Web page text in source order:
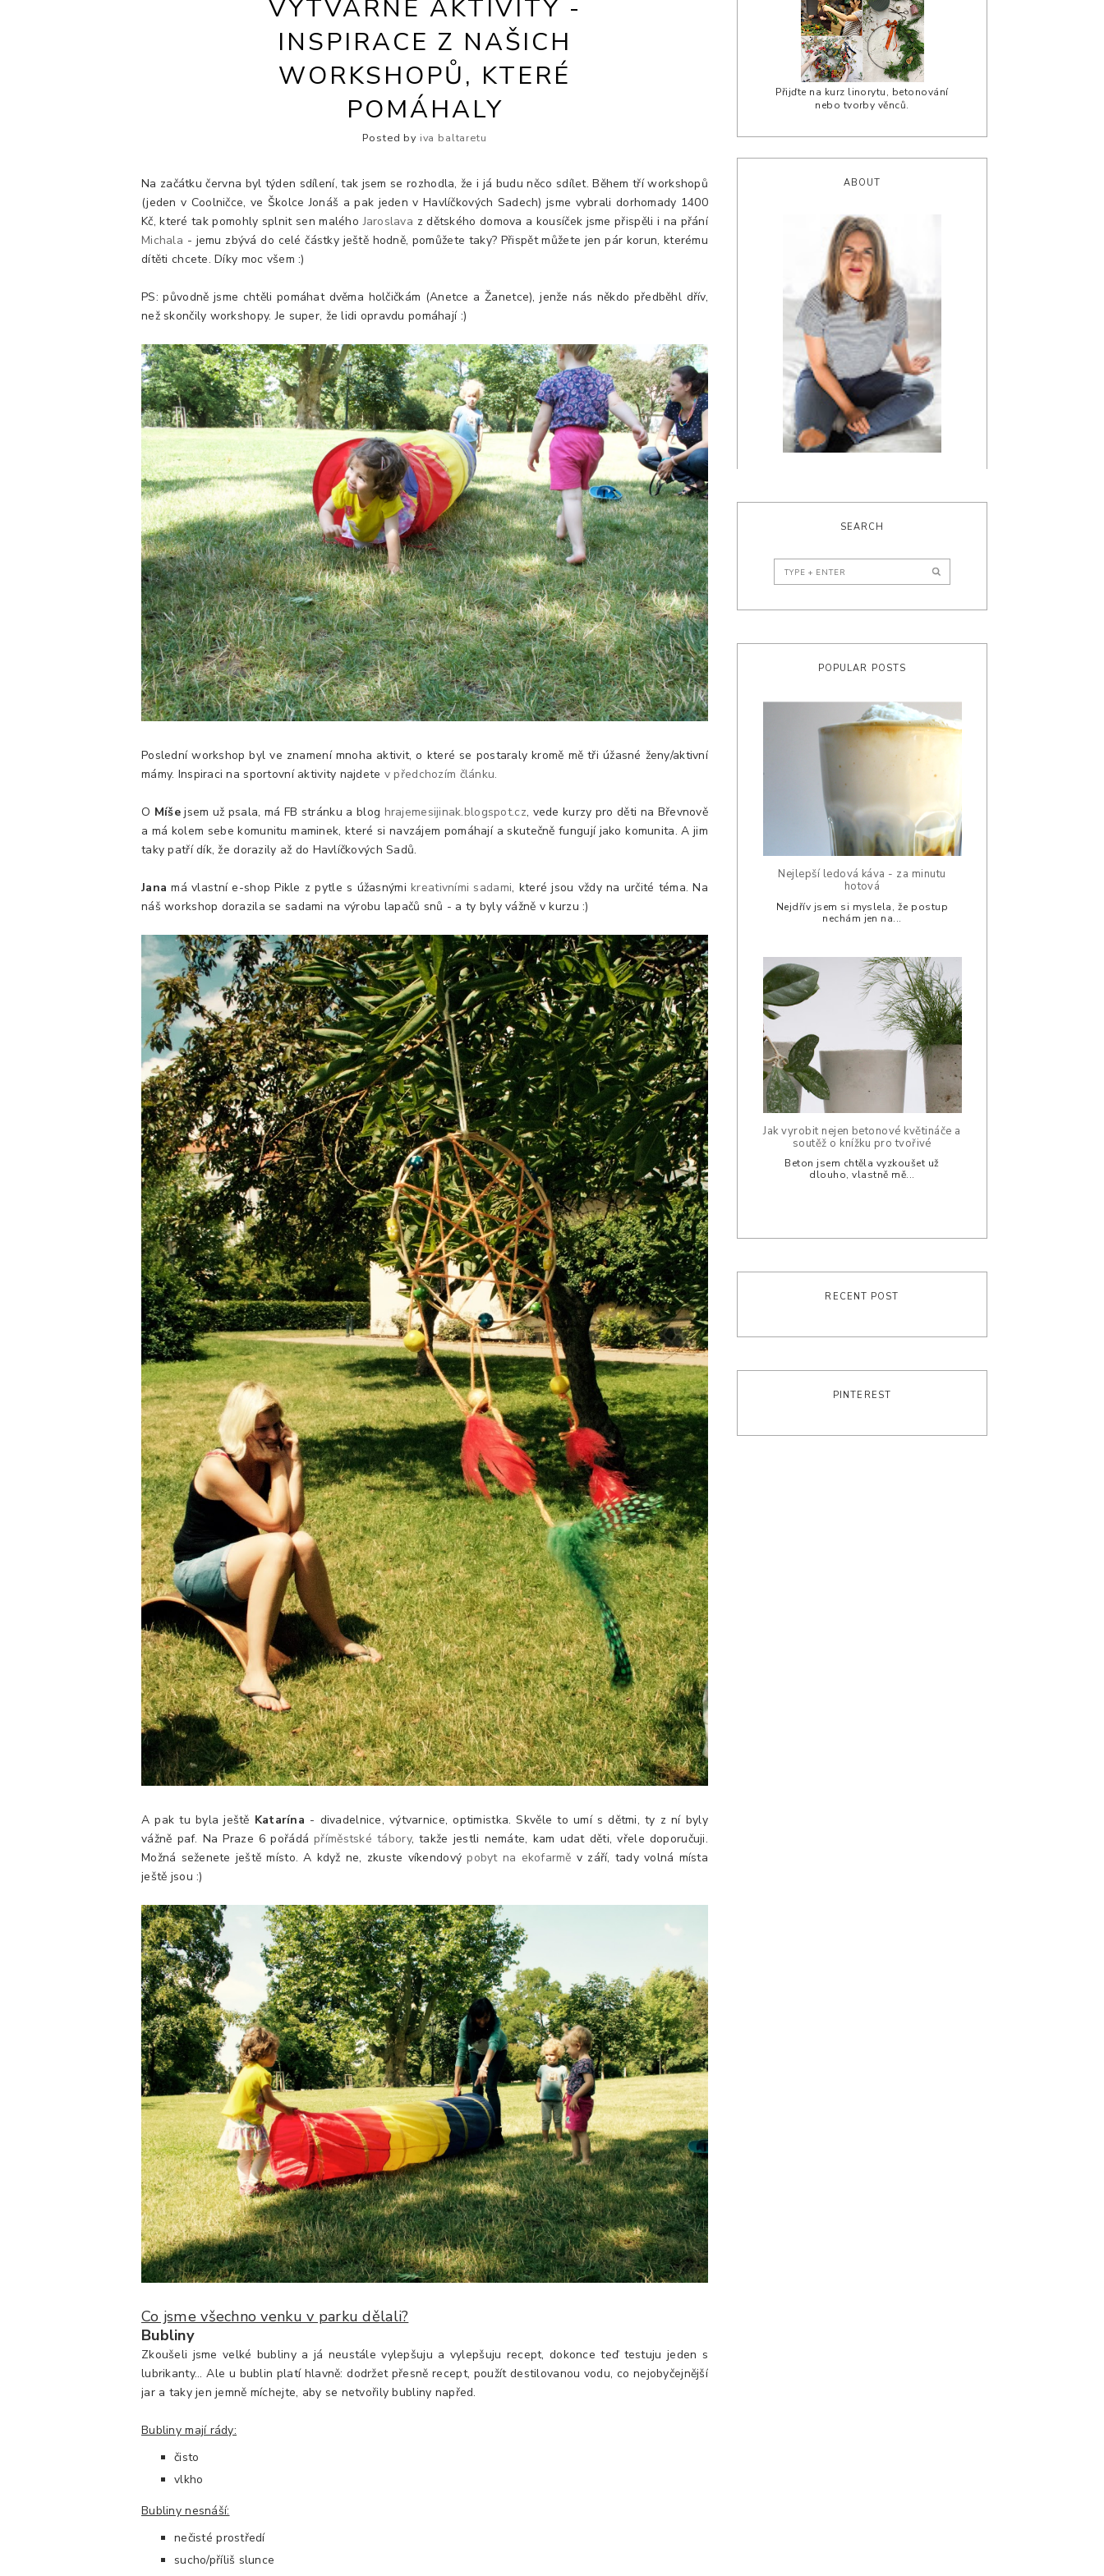
VÝTVARNÉ AKTIVITY -
INSPIRACE Z NAŠICH
WORKSHOPŮ, KTERÉ
POMÁHALY
Posted by iva baltaretu
Na začátku června byl týden sdílení, tak jsem se rozhodla, že i já budu něco sdílet. Během tří workshopů
(jeden v Coolničce, ve Školce Jonáš a pak jeden v Havlíčkových Sadech) jsme vybrali dorhomady 1400
Kč, které tak pomohly splnit sen maléhoJaroslava z dětského domova a kousíček jsme přispěli i na přání
Michala - jemu zbývá do celé částky ještě hodně, pomůžete taky? Přispět můžete jen pár korun, kterému
dítěti chcete. Díky moc všem :)
PS: původně jsme chtěli pomáhat dvěma holčičkám (Anetce a Žanetce), jenže nás někdo předběhl dřív,
než skončily workshopy. Je super, že lidi opravdu pomáhají :)
Poslední workshop byl ve znamení mnoha aktivit, o které se postaraly kromě mě tři úžasné ženy/aktivní
mámy. Inspiraci na sportovní aktivity najdete v předchozím článku.
O Míšejsem už psala, má FB stránku a blog hrajemesijinak.blogspot.cz, vede kurzy pro děti na Břevnově
a má kolem sebe komunitu maminek, které si navzájem pomáhají a skutečně fungují jako komunita. A jim
taky patří dík, že dorazily až do Havlíčkových Sadů.
Jana má vlastní e-shop Pikle z pytle s úžasnýmikreativními sadami, které jsou vždy na určité téma. Na
náš workshop dorazila se sadami na výrobu lapačů snů - a ty byly vážně v kurzu :)
A pak tu byla ještě Katarína - divadelnice, výtvarnice, optimistka. Skvěle to umí s dětmi, ty z ní byly
vážně paf. Na Praze 6 pořádápříměstské tábory, takže jestli nemáte, kam udat děti, vřele doporučuji.
Možná seženete ještě místo. A když ne, zkuste víkendovýpobyt na ekofarmě v září, tady volná místa
ještě jsou :)
Co jsme všechno venku v parku dělali?
Bubliny
Zkoušeli jsme velké bubliny a já neustále vylepšuju a vylepšuju recept, dokonce teď testuju jeden s
lubrikanty... Ale u bublin platí hlavně: dodržet přesně recept, použít destilovanou vodu, co nejobyčejnější
jar a taky jen jemně míchejte, aby se netvořily bubliny napřed.
Bubliny mají rády:
čisto
vlkho
Bubliny nesnáší:
nečisté prostředí
sucho/příliš slunce
Přijďte na kurz linorytu, betonování
nebo tvorby věnců.
ABOUT
SEARCH
POPULAR POSTS
Nejlepší ledová káva - za minutu
hotová
Nejdřív jsem si myslela, že postup
nechám jen na...
Jak vyrobit nejen betonové květináče a
soutěž o knížku pro tvořivé
Beton jsem chtěla vyzkoušet už
dlouho, vlastně mě...
RECENT POST
PINTEREST